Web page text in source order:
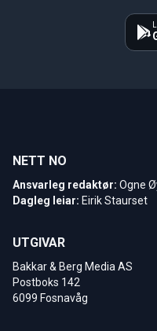
NETT NO
Ansvarleg redaktør: Ogne
Dagleg leiar: Eirik Staurset
UTGIVAR
Bakkar & Berg Media AS
Postboks 142
6099 Fosnavåg